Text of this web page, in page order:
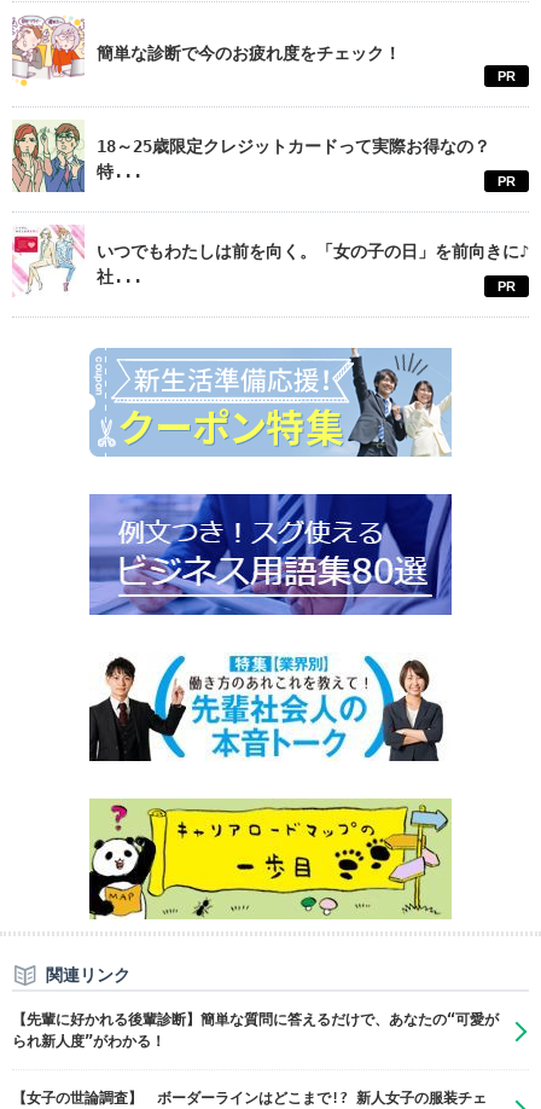
簡単な診断で今のお疲れ度をチェック！
PR
18～25歳限定クレジットカードって実際お得なの？
特...
PR
いつでもわたしは前を向く。「女の子の日」を前向きに♪
社...
PR
関連リンク
【先輩に好かれる後輩診断】簡単な質問に答えるだけで、あなたの“可愛が
られ新人度”がわかる！
【女子の世論調査】 ボーダーラインはどこまで!? 新人女子の服装チェ